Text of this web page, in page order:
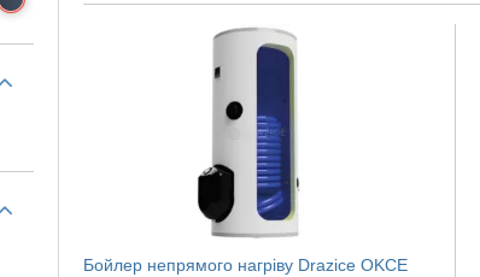
Бойлер непрямого нагріву Drazice OKCE